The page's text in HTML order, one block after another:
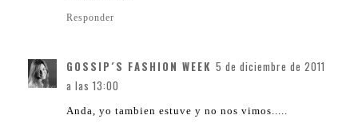
Responder
GOSSIP´S FASHION WEEK 5 de diciembre de 2011
a las 13:00
Anda, yo tambien estuve y no nos vimos.....